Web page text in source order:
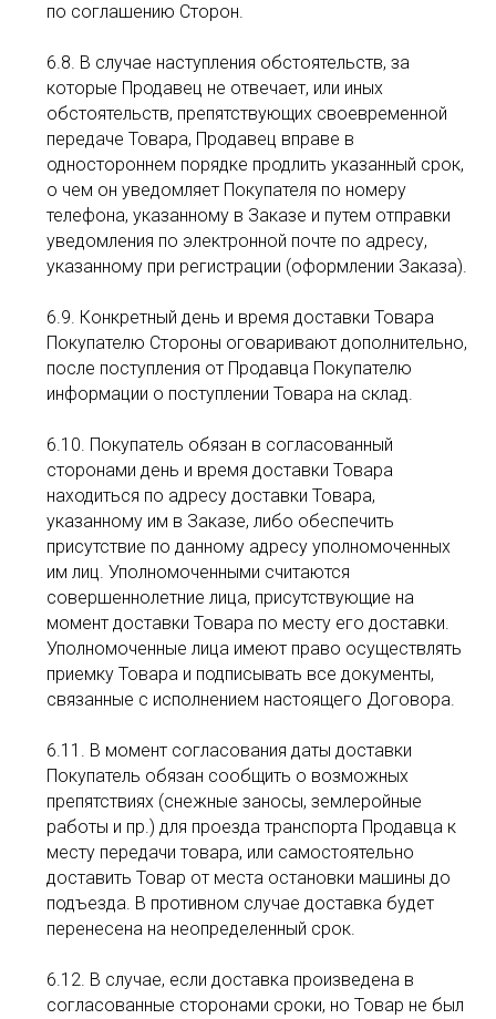
по соглашению Сторон.
6.8. В случае наступления обстоятельств, за
которые Продавец не отвечает, или иных
обстоятельств, препятствующих своевременной
передаче Товара, Продавец вправе в
одностороннем порядке продлить указанный срок,
о чем он уведомляет Покупателя по номеру
телефона, указанному в Заказе и путем отправки
уведомления по электронной почте по адресу,
указанному при регистрации (оформлении Заказа).
6.9. Конкретный день и время доставки Товара
Покупателю Стороны оговаривают дополнительно,
после поступления от Продавца Покупателю
информации о поступлении Товара на склад.
6.10. Покупатель обязан в согласованный
сторонами день и время доставки Товара
находиться по адресу доставки Товара,
указанному им в Заказе, либо обеспечить
присутствие по данному адресу уполномоченных
им лиц. Уполномоченными считаются
совершеннолетние лица, присутствующие на
момент доставки Товара по месту его доставки.
Уполномоченные лица имеют право осуществлять
приемку Товара и подписывать все документы,
связанные с исполнением настоящего Договора.
6.11. В момент согласования даты доставки
Покупатель обязан сообщить о возможных
препятствиях (снежные заносы, землеройные
работы и пр.) для проезда транспорта Продавца к
месту передачи товара, или самостоятельно
доставить Товар от места остановки машины до
подъезда. В противном случае доставка будет
перенесена на неопределенный срок.
6.12. В случае, если доставка произведена в
согласованные сторонами сроки, но Товар не был